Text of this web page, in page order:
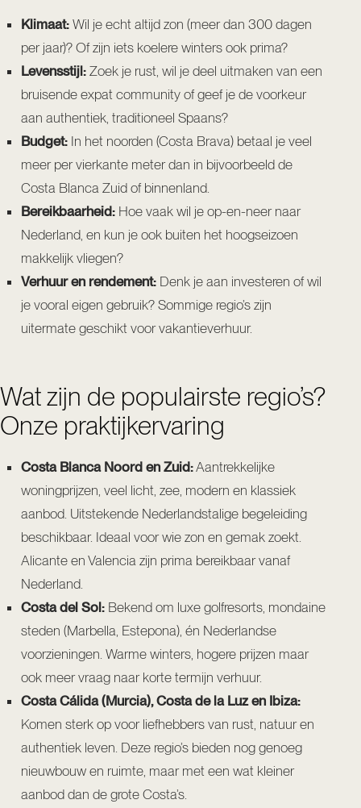
Klimaat: Wil je echt altijd zon (meer dan 300 dagen
per jaar)? Of zijn iets koelere winters ook prima?
Levensstijl: Zoek je rust, wil je deel uitmaken van een
bruisende expat community of geef je de voorkeur
aan authentiek, traditioneel Spaans?
Budget: In het noorden (Costa Brava) betaal je veel
meer per vierkante meter dan in bijvoorbeeld de
Costa Blanca Zuid of binnenland.
Bereikbaarheid: Hoe vaak wil je op-en-neer naar
Nederland, en kun je ook buiten het hoogseizoen
makkelijk vliegen?
Verhuur en rendement: Denk je aan investeren of wil
je vooral eigen gebruik? Sommige regio’s zijn
uitermate geschikt voor vakantieverhuur.
Wat zijn de populairste regio’s?
Onze praktijkervaring
Costa Blanca Noord en Zuid:Aantrekkelijke
woningprijzen, veel licht, zee, modern en klassiek
aanbod. Uitstekende Nederlandstalige begeleiding
beschikbaar. Ideaal voor wie zon en gemak zoekt.
Alicante en Valencia zijn prima bereikbaar vanaf
Nederland.
Costa del Sol: Bekend om luxe golfresorts, mondaine
steden (Marbella, Estepona), én Nederlandse
voorzieningen. Warme winters, hogere prijzen maar
ook meer vraag naar korte termijn verhuur.
Costa Cálida (Murcia), Costa de la Luz en Ibiza:
Komen sterk op voor liefhebbers van rust, natuur en
authentiek leven. Deze regio’s bieden nog genoeg
nieuwbouw en ruimte, maar met een wat kleiner
aanbod dan de grote Costa’s.